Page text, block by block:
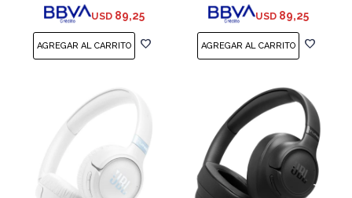
USD 89,25 USD 89,25